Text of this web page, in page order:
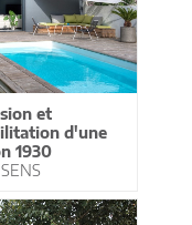
et
d'une
1930